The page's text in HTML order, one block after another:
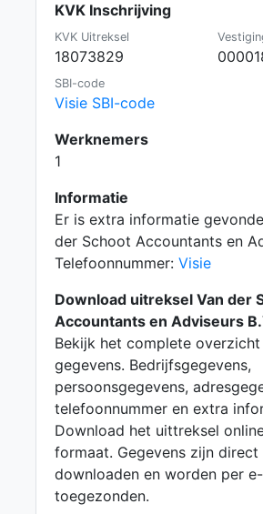
KVK Inschrijving
KVK Uitreksel
18073829
SBI-code
Visie SBI-code
Werknemers
1
Informatie
Er is extra informatie
der Schoot Accountants en
Telefoonnummer: Visie
Download uitreksel Van der
Accountants en Adviseurs
Bekijk het complete
gegevens. Bedrijfsgegevens,
persoonsgegevens,
telefoonnummer en extra
Download het uittreksel
formaat. Gegevens zijn direct
downloaden en worden per
toegezonden.